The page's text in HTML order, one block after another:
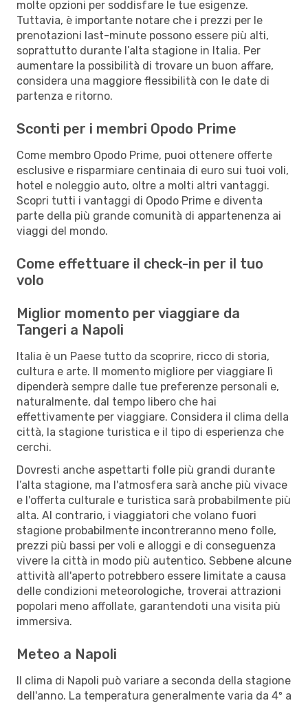
molte opzioni per soddisfare le tue esigenze.
Tuttavia, è importante notare che i prezzi per le
prenotazioni last-minute possono essere più alti,
soprattutto durante l’alta stagione in Italia. Per
aumentare la possibilità di trovare un buon affare,
considera una maggiore flessibilità con le date di
partenza e ritorno.
Sconti per i membri Opodo Prime
Come membro Opodo Prime, puoi ottenere offerte
esclusive e risparmiare centinaia di euro sui tuoi voli,
hotel e noleggio auto, oltre a molti altri vantaggi.
Scopri tutti i vantaggi di Opodo Prime e diventa
parte della più grande comunità di appartenenza ai
viaggi del mondo.
Come effettuare il check-in per il tuo
volo
Miglior momento per viaggiare da
Tangeri a Napoli
Italia è un Paese tutto da scoprire, ricco di storia,
cultura e arte. Il momento migliore per viaggiare lì
dipenderà sempre dalle tue preferenze personali e,
naturalmente, dal tempo libero che hai
effettivamente per viaggiare. Considera il clima della
città, la stagione turistica e il tipo di esperienza che
cerchi.
Dovresti anche aspettarti folle più grandi durante
l’alta stagione, ma l'atmosfera sarà anche più vivace
e l'offerta culturale e turistica sarà probabilmente più
alta. Al contrario, i viaggiatori che volano fuori
stagione probabilmente incontreranno meno folle,
prezzi più bassi per voli e alloggi e di conseguenza
vivere la città in modo più autentico. Sebbene alcune
attività all'aperto potrebbero essere limitate a causa
delle condizioni meteorologiche, troverai attrazioni
popolari meno affollate, garantendoti una visita più
immersiva.
Meteo a Napoli
Il clima di Napoli può variare a seconda della stagione
dell'anno. La temperatura generalmente varia da 4º a